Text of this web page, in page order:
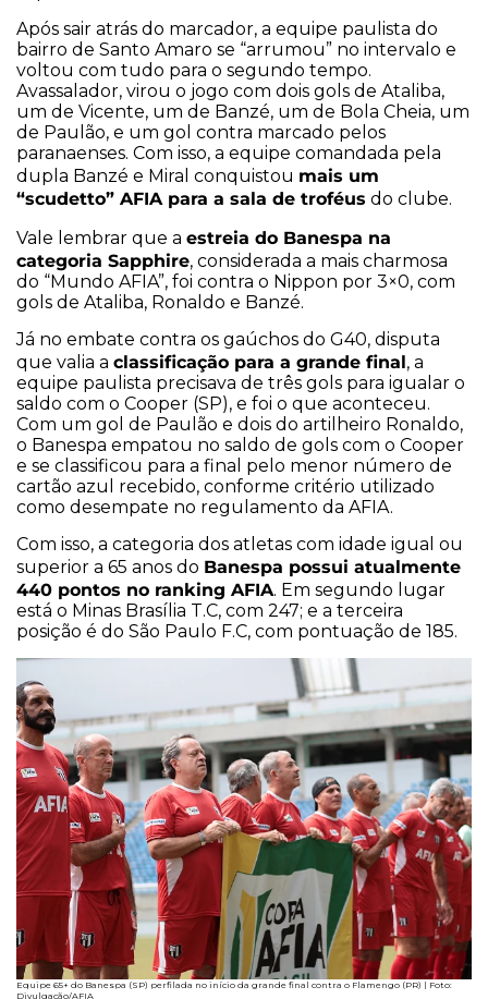
Após sair atrás do marcador, a equipe paulista do
bairro de Santo Amaro se “arrumou” no intervalo e
voltou com tudo para o segundo tempo.
Avassalador, virou o jogo com dois gols de Ataliba,
um de Vicente, um de Banzé, um de Bola Cheia, um
de Paulão, e um gol contra marcado pelos
paranaenses. Com isso, a equipe comandada pela
dupla Banzé e Miral conquistou mais um
“scudetto” AFIA para a sala de troféus do clube.
Vale lembrar que a estreia do Banespa na
categoria Sapphire, considerada a mais charmosa
do “Mundo AFIA”, foi contra o Nippon por 3×0, com
gols de Ataliba, Ronaldo e Banzé.
Já no embate contra os gaúchos do G40, disputa
que valia a classificação para a grande final, a
equipe paulista precisava de três gols para igualar o
saldo com o Cooper (SP), e foi o que aconteceu.
Com um gol de Paulão e dois do artilheiro Ronaldo,
o Banespa empatou no saldo de gols com o Cooper
e se classificou para a final pelo menor número de
cartão azul recebido, conforme critério utilizado
como desempate no regulamento da AFIA.
Com isso, a categoria dos atletas com idade igual ou
superior a 65 anos do Banespa possui atualmente
440 pontos no ranking AFIA. Em segundo lugar
está o Minas Brasília T.C, com 247; e a terceira
posição é do São Paulo F.C, com pontuação de 185.
Equipe 65+ do Banespa (SP) perfilada no início da grande final contra o Flamengo (PR) | Foto:
Divulgação/AFIA